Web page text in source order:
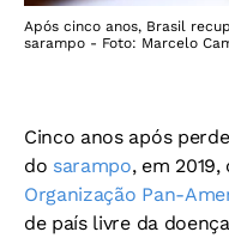
Após cinco anos, Brasil
sarampo - Foto: Marcelo
Cinco anos após
do sarampo, em
Organização Pan-
de país livre da